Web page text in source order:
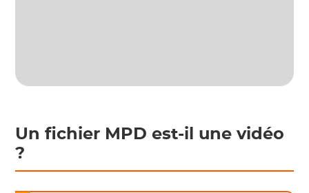
Un fichier MPD est-il une vidéo
?